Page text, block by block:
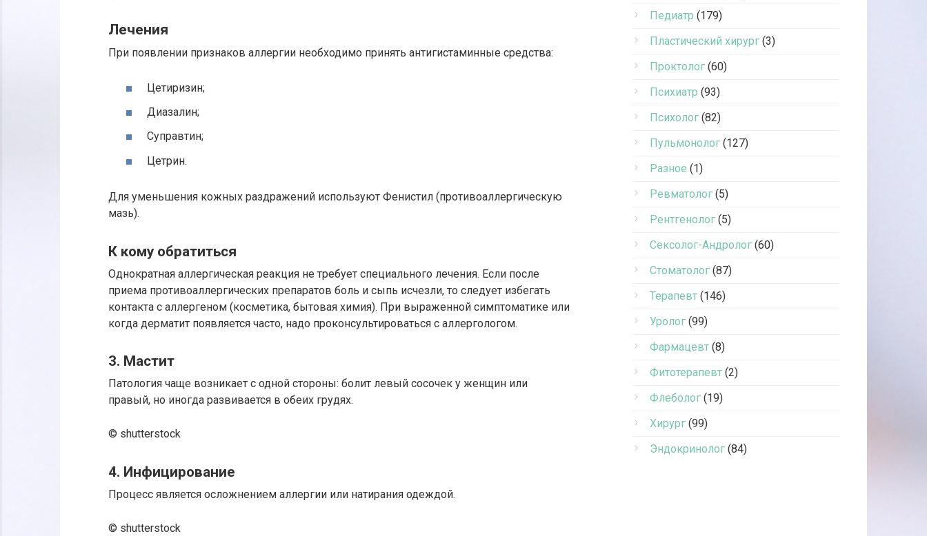
Лечения
При появлении признаков аллергии необходимо принять антигистаминные средства:
Цетиризин;
Диазалин;
Суправтин;
Цетрин.
Для уменьшения кожных раздражений используют Фенистил (противоаллергическую
мазь).
К кому обратиться
Однократная аллергическая реакция не требует специального лечения. Если после
приема противоаллергических препаратов боль и сыпь исчезли, то следует избегать
контакта с аллергеном (косметика, бытовая химия). При выраженной симптоматике или
когда дерматит появляется часто, надо проконсультироваться с аллергологом.
3. Мастит
Патология чаще возникает с одной стороны: болит левый сосочек у женщин или
правый, но иногда развивается в обеих грудях.
© shutterstock
4. Инфицирование
Процесс является осложнением аллергии или натирания одеждой.
© shutterstock
Педиатр (179)
Пластический хирург (3)
Проктолог (60)
Психиатр (93)
Психолог (82)
Пульмонолог (127)
Разное (1)
Ревматолог (5)
Рентгенолог (5)
Сексолог-Андролог (60)
Стоматолог (87)
Терапевт (146)
Уролог (99)
Фармацевт (8)
Фитотерапевт (2)
Флеболог (19)
Хирург (99)
Эндокринолог (84)